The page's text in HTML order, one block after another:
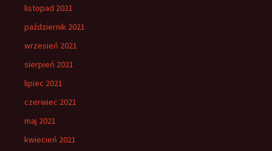
listopad 2021
październik 2021
wrzesień 2021
sierpień 2021
lipiec 2021
czerwiec 2021
maj 2021
kwiecień 2021